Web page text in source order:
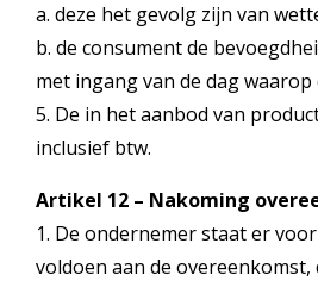
a. deze het gevolg zijn van
b. de consument de
met ingang van de dag
5. De in het aanbod van
inclusief btw.
Artikel 12 – Nakoming
1. De ondernemer staat er
voldoen aan de